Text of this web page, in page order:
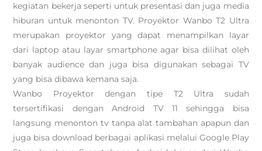
kegiatan bekerja seperti untuk presentasi dan juga media
hiburan untuk menonton TV. Proyektor Wanbo T2 Ultra
merupakan proyektor yang dapat menampilkan layar
dari laptop atau layar smartphone agar bisa dilihat oleh
banyak audience dan juga bisa digunakan sebagai TV
yang bisa dibawa kemana saja.
Wanbo Proyektor dengan tipe T2 Ultra sudah
tersertifikasi dengan Android TV 11 sehingga bisa
langsung menonton tv tanpa alat tambahan apapun dan
juga bisa download berbagai aplikasi melalui Google Play